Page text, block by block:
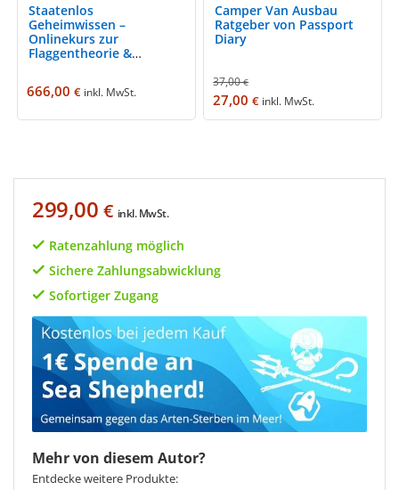
Staatenlos
Geheimwissen –
Onlinekurs zur
Flaggentheorie &
666,00€ inkl. MwSt.
Camper Van Ausbau
Ratgeber von Passport
Diary
37,00€
27,00€ inkl. MwSt.
299,00 € inkl. MwSt.
Ratenzahlung möglich
Sichere Zahlungsabwicklung
Sofortiger Zugang
Mehr von diesem Autor?
Entdecke weitere Produkte: